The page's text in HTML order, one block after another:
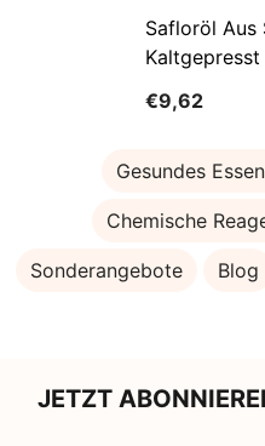
Safloröl Aus
Kaltgepresst
€9,62
Gesundes
Chemische
Sonderangebote Blog
JETZT